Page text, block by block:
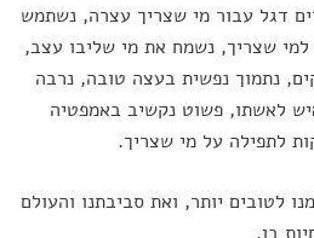
דגל עבור מי שצריך עצרה, נשתמש
למי שצריך, נשמח את מי שליבו עצב,
נתמוך נפשית בעצה טובה, נרבה
לאשתו, פשוט נקשיב באמפטיה
לתפילה על מי שצריך.
לטובים יותר, ואת סביבתנו והעולם